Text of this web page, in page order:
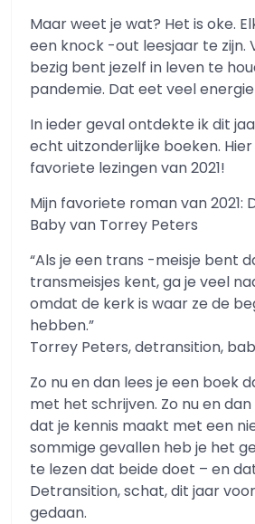
Maar weet je wat? Het is oke.
een knock -out leesjaar te zijn.
bezig bent jezelf in leven te
pandemie. Dat eet veel
In ieder geval ontdekte ik dit
echt uitzonderlijke boeken. Hier
favoriete lezingen van 2021!
Mijn favoriete roman van 2021:
Baby van Torrey Peters
“Als je een trans -meisje bent
transmeisjes kent, ga je veel
omdat de kerk is waar ze de
hebben.”
Torrey Peters, detransition,
Zo nu en dan lees je een boek
met het schrijven. Zo nu en
dat je kennis maakt met een
sommige gevallen heb je het
te lezen dat beide doet – en
Detransition, schat, dit jaar
gedaan.